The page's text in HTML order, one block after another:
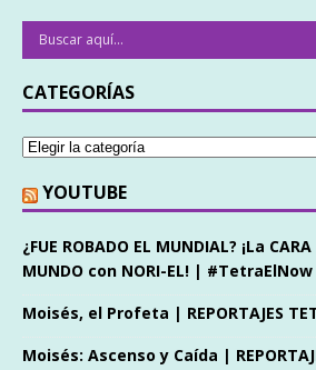
CATEGORÍAS
YOUTUBE
¿FUE ROBADO EL MUNDIAL? ¡La
MUNDO con NORI-EL! |
Moisés, el Profeta | REPORTAJES
Moisés: Ascenso y Caída |